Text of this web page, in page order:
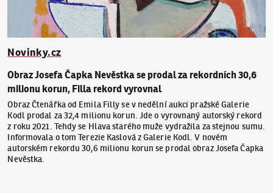
Novinky.cz
Obraz Josefa Čapka Nevěstka se prodal za rekordních 30,6
milionu korun, Filla rekord vyrovnal
Obraz Čtenářka od Emila Filly se v nedělní aukci pražské Galerie
Kodl prodal za 32,4 milionu korun. Jde o vyrovnaný autorský rekord
z roku 2021. Tehdy se Hlava starého muže vydražila za stejnou sumu.
Informovala o tom Terezie Kaslová z Galerie Kodl. V novém
autorském rekordu 30,6 milionu korun se prodal obraz Josefa Čapka
Nevěstka.